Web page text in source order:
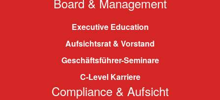
Executive Education
Aufsichtsrat & Vorstand
Geschäftsführer-Seminare
C-Level Karriere
Compliance & Aufsicht